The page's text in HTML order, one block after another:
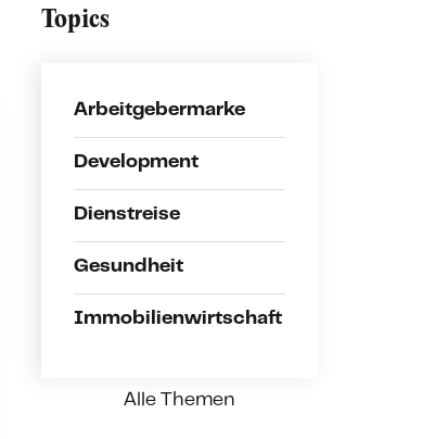
Topics
Arbeitgebermarke
Development
Dienstreise
Gesundheit
Immobilienwirtschaft
Alle Themen